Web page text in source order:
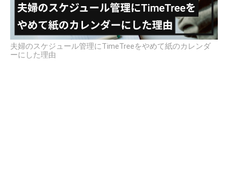
夫婦のスケジュール管理にTimeTreeをやめて紙のカレンダ
ーにした理由